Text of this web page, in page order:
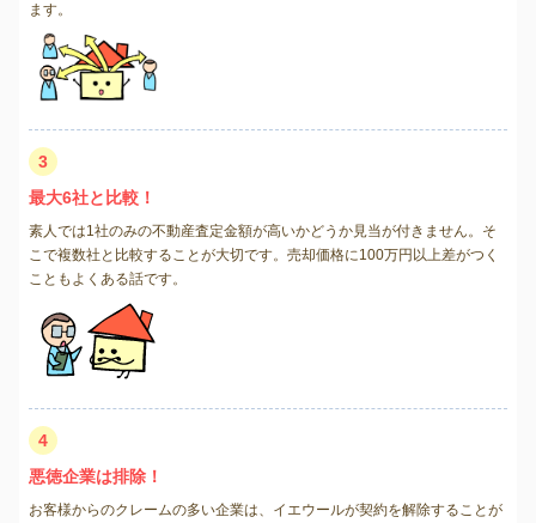
ます。
3
最大6社と比較！
素人では1社のみの不動産査定金額が高いかどうか見当が付きません。そ
こで複数社と比較することが大切です。売却価格に100万円以上差がつく
こともよくある話です。
4
悪徳企業は排除！
お客様からのクレームの多い企業は、イエウールが契約を解除することが